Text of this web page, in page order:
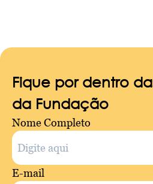
Fique por dentro
da Fundação
Nome Completo
E-mail